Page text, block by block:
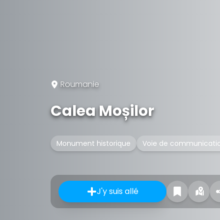
Roumanie
Calea Moșilor
Monument historique Voie de
J'y suis allé